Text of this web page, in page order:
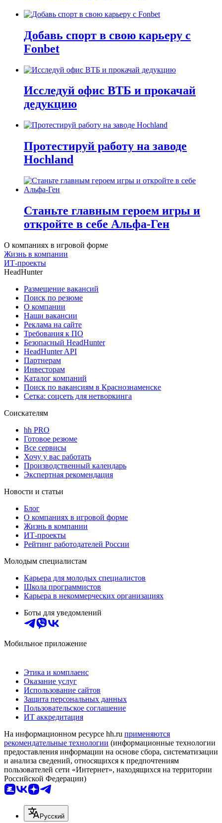
Добавь спорт в свою карьеру с
Fonbet
Исследуй офис ВТБ и прокачай
дедукцию
Протестируй работу на заводе
Hochland
Станьте главным героем игры и
откройте в себе Альфа-Ген
О компаниях в игровой форме
Жизнь в компании
ИТ-проекты
HeadHunter
Размещение вакансий
Поиск по резюме
О компании
Наши вакансии
Реклама на сайте
Требования к ПО
Безопасный HeadHunter
HeadHunter API
Партнерам
Инвесторам
Каталог компаний
Поиск по вакансиям в Краснознаменске
Сетка: соцсеть для нетворкинга
Соискателям
hh PRO
Готовое резюме
Все сервисы
Хочу у вас работать
Производственный календарь
Экспертная рекомендация
Новости и статьи
Блог
О компаниях в игровой форме
Жизнь в компании
ИТ-проекты
Рейтинг работодателей России
Молодым специалистам
Карьера для молодых специалистов
Школа программистов
Карьера в некоммерческих организациях
Боты для уведомлений
Мобильное приложение
Этика и комплаенс
Оказание услуг
Использование сайтов
Защита персональных данных
Пользовательское соглашение
ИТ аккредитация
На информационном ресурсе hh.ru применяются
рекомендательные технологии (информационные технологии
предоставления информации на основе сбора, систематизации
и анализа сведений, относящихся к предпочтениям
пользователей сети «Интернет», находящихся на территории
Российской Федерации)
Русский